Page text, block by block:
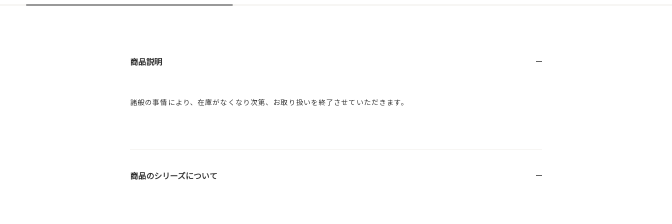
商品説明
諸般の事情により、在庫がなくなり次第、お取り扱いを終了させていただきます。
商品のシリーズについて